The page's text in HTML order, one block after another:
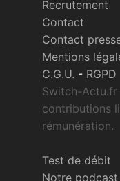
Recrutement
Contact
Contact
Mentions
C.G.U. - RGPD
Switch-
contributions
rémunération.
Test de débit
Notre podcast